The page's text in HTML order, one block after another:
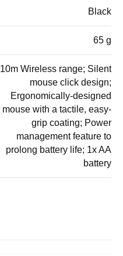
Black
65 g
10m Wireless range; Silent
mouse click design;
Ergonomically-designed
mouse with a tactile, easy-
grip coating; Power
management feature to
prolong battery life; 1x AA
battery